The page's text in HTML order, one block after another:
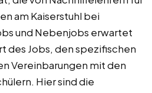
am Kaiserstuhl bei
und Nebenjobs erwartet
des Jobs, den spezifischen
Vereinbarungen mit den
Hier sind die